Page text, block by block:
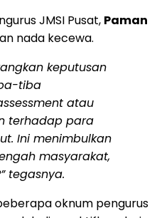
JMSI Pusat, Paman
nada kecewa.
keputusan
tiba
atau
terhadap para
Ini menimbulkan
masyarakat,
tegasnya.
oknum pengurus